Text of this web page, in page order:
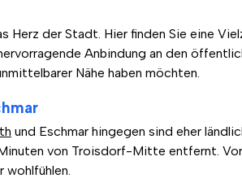
der Stadt. Hier finden Sie eine
Anbindung an den
Nähe haben möchten.
und Eschmar hingegen sind eher
von Troisdorf-Mitte entfernt.
wohlfühlen.